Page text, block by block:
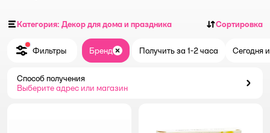
Категория: Декор для дома и праздника Сортировка
Фильтры Бренд ЗакрытьПолучить за 1-2 часа Сегодня
Способ получения
Выберите адрес или магазин